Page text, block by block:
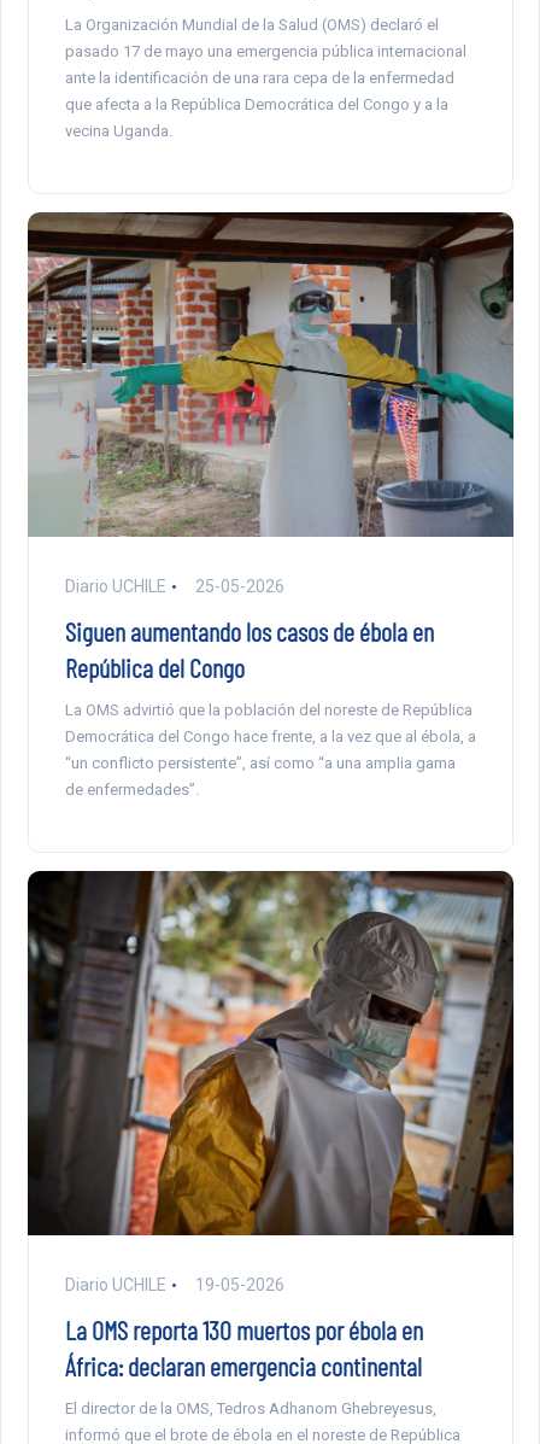
La Organización Mundial de la Salud (OMS) declaró el
pasado 17 de mayo una emergencia pública internacional
ante la identificación de una rara cepa de la enfermedad
que afecta a la República Democrática del Congo y a la
vecina Uganda.
Diario UCHILE 25-05-2026
Siguen aumentando los casos de ébola en
República del Congo
La OMS advirtió que la población del noreste de República
Democrática del Congo hace frente, a la vez que al ébola, a
“un conflicto persistente”, así como “a una amplia gama
de enfermedades”.
Diario UCHILE 19-05-2026
La OMS reporta 130 muertos por ébola en
África: declaran emergencia continental
El director de la OMS, Tedros Adhanom Ghebreyesus,
informó que el brote de ébola en el noreste de República